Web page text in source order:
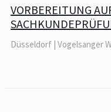
VORBEREITUNG
Düsseldorf | Vogelsanger